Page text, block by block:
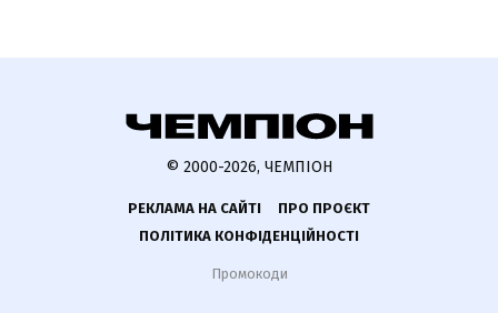
© 2000-2026, ЧЕМПІОН
РЕКЛАМА НА САЙТІ
ПРО ПРОЄКТ
ПОЛІТИКА КОНФІДЕНЦІЙНОСТІ
Промокоди